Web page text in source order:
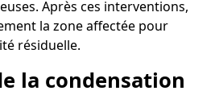
Après ces interventions,
la zone affectée pour
résiduelle.
la condensation